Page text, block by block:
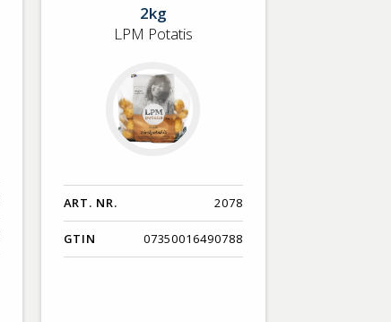
2kg
LPM Potatis
ART. NR. 2078
GTIN 07350016490788